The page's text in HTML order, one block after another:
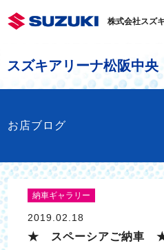
株式会社スズ
スズキアリーナ松阪中央
お店ブログ
納車ギャラリー
2019.02.18
★ スペーシアご納車